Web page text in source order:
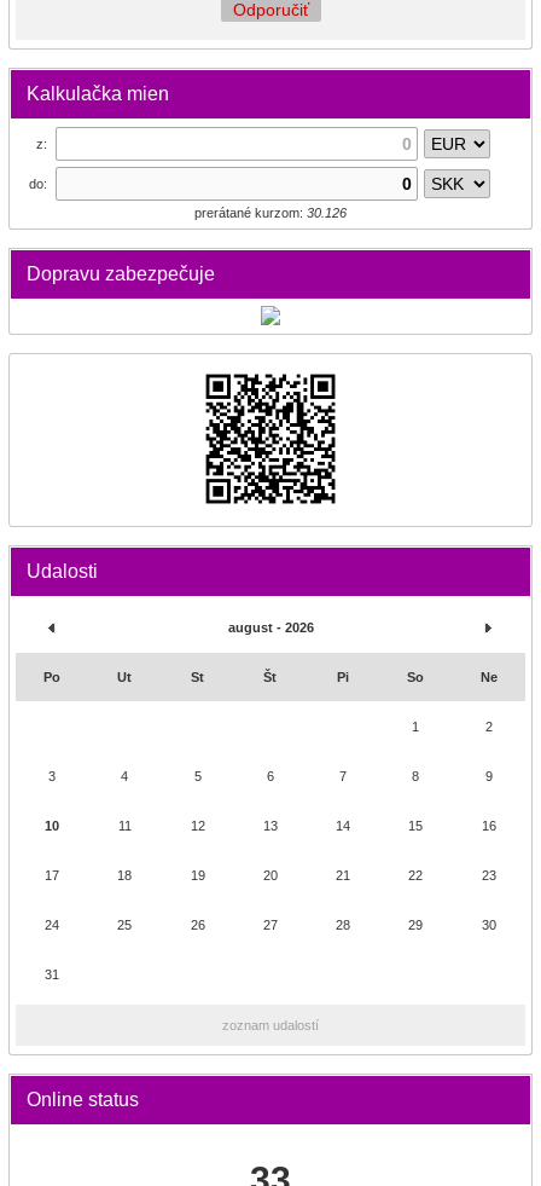
Odporučiť
Kalkulačka mien
z:
do:
prerátané kurzom: 30.126
Dopravu zabezpečuje
Udalosti
august - 2026
Po Ut St Št Pi So Ne
1 2
3 4 5 6 7 8 9
10 11 12 13 14 15 16
17 18 19 20 21 22 23
24 25 26 27 28 29 30
31
zoznam udalostí
Online status